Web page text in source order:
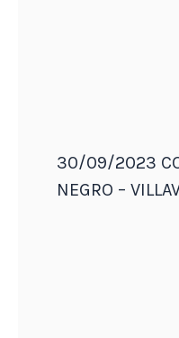
30/09/2023
NEGRO –